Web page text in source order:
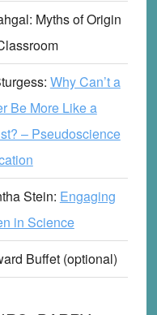
: Myths of Origin
: Why Can’t a
Be More Like a
– Pseudoscience
Stein: Engaging
in Science
Buffet (optional)